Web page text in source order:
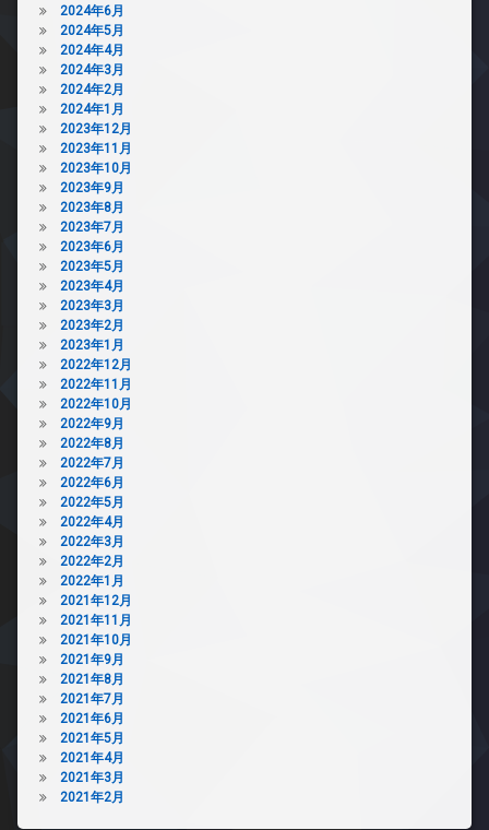
敷
地
内
ゴ
ミ
置
き
場
防
犯
カ
メ
ラ
駐
車
場
2024年6月
2024年5月
2024年4月
2024年3月
2024年2月
2024年1月
2023年12月
2023年11月
2023年10月
2023年9月
2023年8月
2023年7月
2023年6月
2023年5月
2023年4月
2023年3月
2023年2月
2023年1月
2022年12月
2022年11月
2022年10月
2022年9月
2022年8月
2022年7月
2022年6月
2022年5月
2022年4月
2022年3月
2022年2月
2022年1月
2021年12月
2021年11月
2021年10月
2021年9月
2021年8月
2021年7月
2021年6月
2021年5月
2021年4月
2021年3月
2021年2月